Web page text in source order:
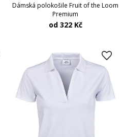
Dámská polokošile Fruit of the Loom
Premium
od 322 Kč